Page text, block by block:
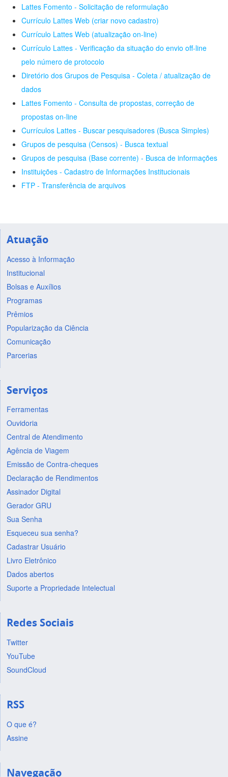
Lattes Fomento - Solicitação de reformulação
Currículo Lattes Web (criar novo cadastro)
Currículo Lattes Web (atualização on-line)
Currículo Lattes - Verificação da situação do envio off-line
pelo número de protocolo
Diretório dos Grupos de Pesquisa - Coleta / atualização de
dados
Lattes Fomento - Consulta de propostas, correção de
propostas on-line
Currículos Lattes - Buscar pesquisadores (Busca Simples)
Grupos de pesquisa (Censos) - Busca textual
Grupos de pesquisa (Base corrente) - Busca de informações
Instituições - Cadastro de Informações Institucionais
FTP - Transferência de arquivos
Atuação
Acesso à Informação
Institucional
Bolsas e Auxílios
Programas
Prêmios
Popularização da Ciência
Comunicação
Parcerias
Serviços
Ferramentas
Ouvidoria
Central de Atendimento
Agência de Viagem
Emissão de Contra-cheques
Declaração de Rendimentos
Assinador Digital
Gerador GRU
Sua Senha
Esqueceu sua senha?
Cadastrar Usuário
Livro Eletrônico
Dados abertos
Suporte a Propriedade Intelectual
Redes Sociais
Twitter
YouTube
SoundCloud
RSS
O que é?
Assine
Navegação